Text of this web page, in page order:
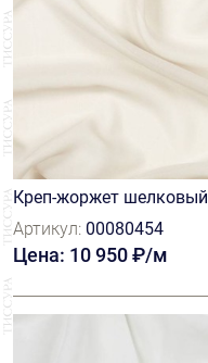
Креп-жоржет шелковый
Артикул: 00080454
Цена: 10 950 ₽/м